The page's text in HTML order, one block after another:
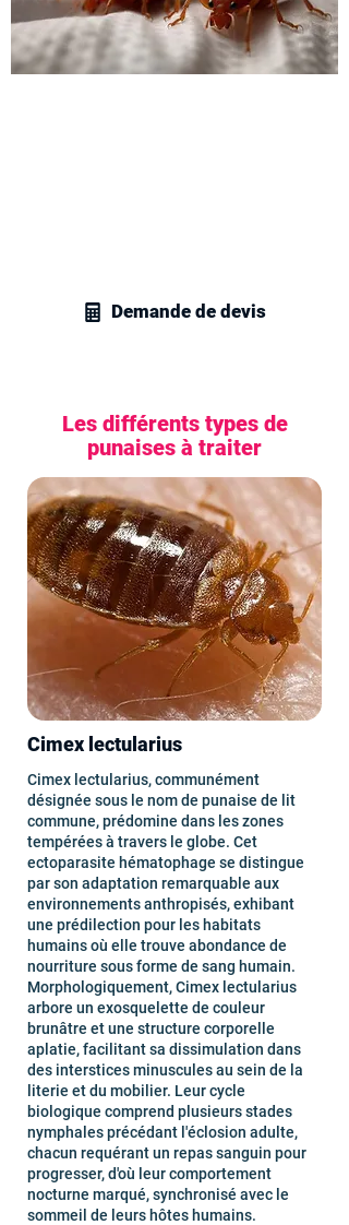
Demande de devis
Les différents types de
punaises à traiter
Cimex lectularius
Cimex lectularius, communément
désignée sous le nom de punaise de lit
commune, prédomine dans les zones
tempérées à travers le globe. Cet
ectoparasite hématophage se distingue
par son adaptation remarquable aux
environnements anthropisés, exhibant
une prédilection pour les habitats
humains où elle trouve abondance de
nourriture sous forme de sang humain.
Morphologiquement, Cimex lectularius
arbore un exosquelette de couleur
brunâtre et une structure corporelle
aplatie, facilitant sa dissimulation dans
des interstices minuscules au sein de la
literie et du mobilier. Leur cycle
biologique comprend plusieurs stades
nymphales précédant l'éclosion adulte,
chacun requérant un repas sanguin pour
progresser, d'où leur comportement
nocturne marqué, synchronisé avec le
sommeil de leurs hôtes humains.